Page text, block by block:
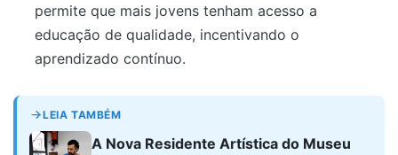
permite que mais jovens tenham acesso a
educação de qualidade, incentivando o
aprendizado contínuo.
LEIA TAMBÉM
A Nova Residente Artística do Museu